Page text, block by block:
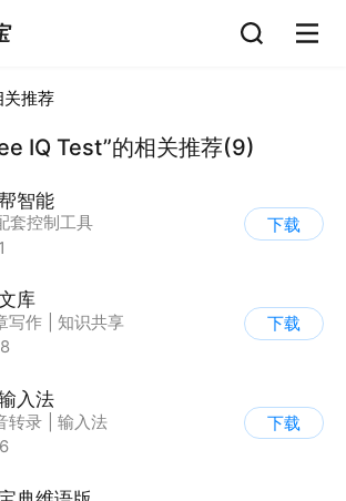
关推荐
IQ Test”的相关推荐(9)
智能
套控制工具
下载
库
写作
知识共享
下载
入法
转录
输入法
下载